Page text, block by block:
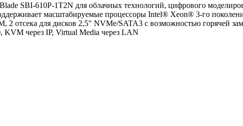
SBI-610P-1T2N для облачных технологий, цифрового
масштабируемые процессоры Intel® Xeon® 3-го
отсека для дисков 2,5" NVMe/SATA3 с возможностью горячей
KVM через IP, Virtual Media через LAN